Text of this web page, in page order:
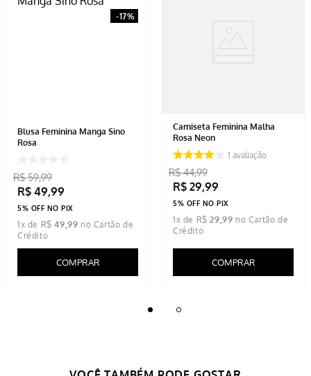
-17%
Blusa Feminina Manga Sino
Rosa
R$ 59,99
R$ 49,99
5% OFF NO PIX
1x de R$ 49,99
COMPRAR
Camiseta Feminina Malha
Rosa Neon
1 avaliação
R$ 44,99
R$ 29,99
5% OFF NO PIX
1x de R$ 29,99
COMPRAR